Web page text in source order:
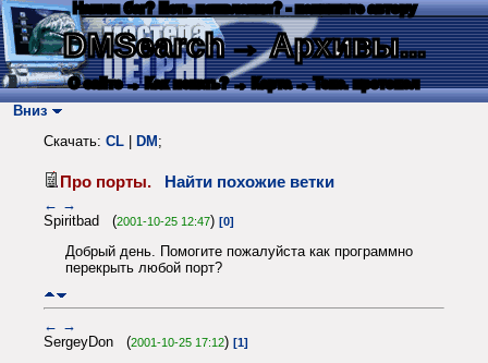
Нашли баг? Есть пожелания? - напишите автору
DMSearch→ Архивы...
О сайте → Как искать? → Карта → Текс. протокол
Вниз
Скачать: CL DM ;
Про порты. Найти похожие ветки
← →
Spiritbad (2001-10-25 12:47) [0]
Добрый день. Помогите пожалуйста как программно
перекрыть любой порт?
← →
SergeyDon (2001-10-25 17:12) [1]